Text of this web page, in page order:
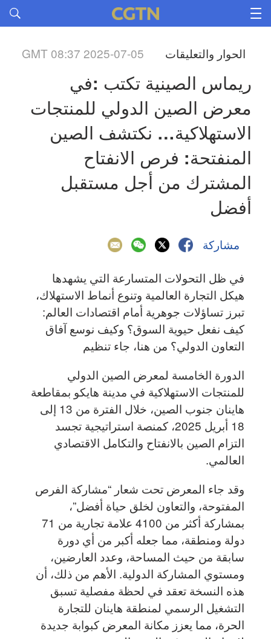
الحوار والتعليقات GMT 08:37 2025-07-05
أفضل
مشاركة
في ظل التحولات المتسارعة التي يشهدها
هيكل التجارة العالمية وتنوع أنماط الاستهلاك،
تبرز تساؤلات جوهرية أمام اقتصادات العالم:
كيف نفعل حيوية السوق؟ وكيف نوسع آفاق
التعاون الدولي؟ من هنا، جاء تنظيم
الدورة الخامسة لمعرض الصين الدولي
للمنتجات الاستهلاكية في مدينة هايكو بمقاطعة
هاينان جنوب الصين، خلال الفترة من 13 إلى
18 أبريل 2025، كمنصة استراتيجية تجسد
التزام الصين بالانفتاح والتكامل الاقتصادي
العالمي.
وقد جاء المعرض تحت شعار “مشاركة الفرص
المفتوحة، والتعاون لخلق حياة أفضل”،
بمشاركة أكثر من 4100 علامة تجارية من 71
دولة ومنطقة، مما جعله أكبر من أي دورة
سابقة من حيث المساحة، وعدد العارضين،
ومستوي المشاركة الدولية. الأهم من ذلك، أن
هذه النسخة تعقد في لحظة مفصلية تسبق
التشغيل الرسمي لمنطقة هاينان للتجارة
الحرة، مما يعزز مكانة المعرض كبوابة جديدة